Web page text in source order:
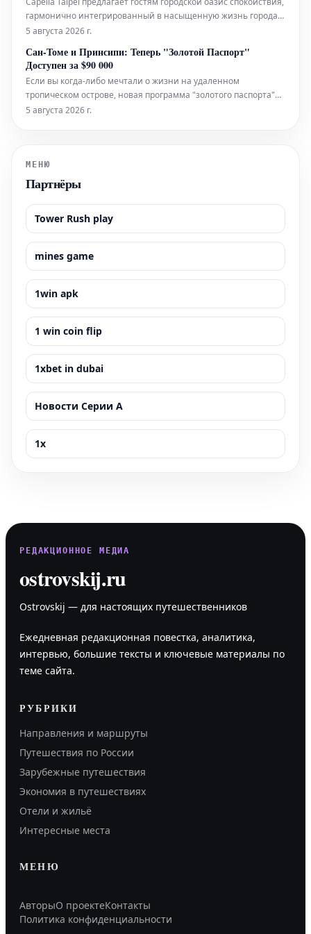
гармонично интегрированный в насыщенную жизнь города.
Это место, где безмятежность идеально сочетается с
в самом сердце событий.
5 августа 2026 г.
Сан-Томе и Принсипи: Теперь "Золотой Паспорт"
Доступен за $90 000
Если вы когда-либо мечтали о жизни на удаленном
тропическом острове, новая программа "золотого паспорта"
Сан-Томе и Принсипи может стать вашим пропуском к этой
5 августа 2026 г.
МЕНЮ
Партнёры
Tower Rush play
mines game
1win apk
1 win coin flip
1xbet in dubai
Новости Серии А
1x
РЕДАКЦИОННОЕ МЕДИА
ostrovskij.ru
Ostrovskij — для настоящих путешественников
Ежедневная редакционная повестка, аналитика,
интервью, большие тексты и ключевые материалы по
теме сайта.
РУБРИКИ
Направления и маршруты
Путешествия по России
Зарубежные путешествия
Экономия в путешествиях
Отели и жильё
Интересные места
МЕНЮ
АвторыО проектеКонтакты
Политика конфиденциальности